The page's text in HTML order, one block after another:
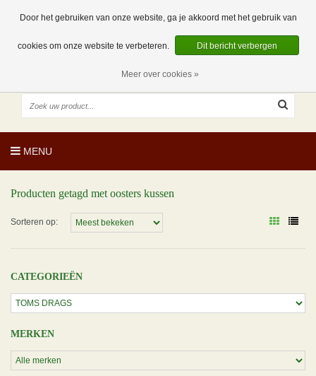
0 Artikelen
NL
EUR
MENU
Producten getagd met oosters kussen
Sorteren op:
CATEGORIEËN
MERKEN
Door het gebruiken van onze website, ga je akkoord met het gebruik van
cookies om onze website te verbeteren. Dit bericht verbergen
Meer over cookies »